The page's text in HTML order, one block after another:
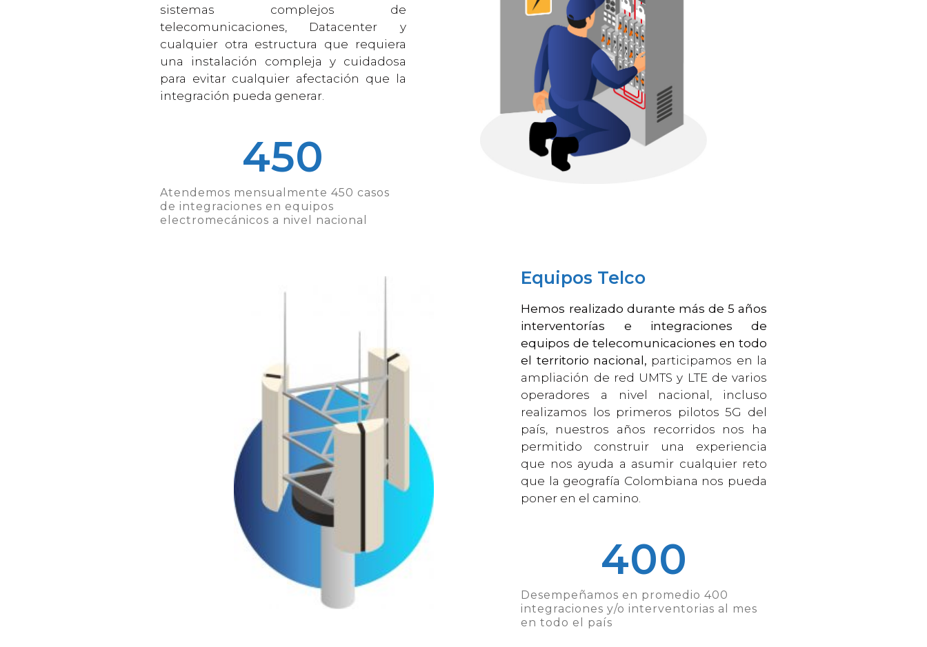
sistemas complejos de
telecomunicaciones, Datacenter y
cualquier otra estructura que requiera
una instalación compleja y cuidadosa
para evitar cualquier afectación que la
integración pueda generar.
Atendemos mensualmente 450 casos
de integraciones en equipos
electromecánicos a nivel nacional
450
Equipos Telco
Hemos realizado durante más de 5 años
interventorías e integraciones de
equipos de telecomunicaciones en todo
el territorio nacional, participamos en la
ampliación de red UMTS y LTE de varios
operadores a nivel nacional, incluso
realizamos los primeros pilotos 5G del
país, nuestros años recorridos nos ha
permitido construir una experiencia
que nos ayuda a asumir cualquier reto
que la geografía Colombiana nos pueda
poner en el camino.
Desempeñamos en promedio 400
integraciones y/o interventorias al mes
en todo el país
400